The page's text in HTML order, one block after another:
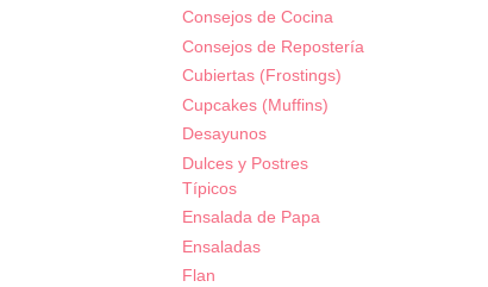
Consejos de Cocina
Consejos de Repostería
Cubiertas (Frostings)
Cupcakes (Muffins)
Desayunos
Dulces y Postres
Típicos
Ensalada de Papa
Ensaladas
Flan